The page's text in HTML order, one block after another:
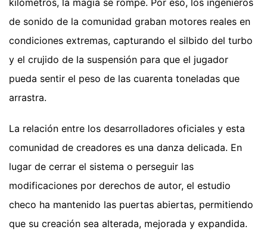
kilómetros, la magia se rompe. Por eso, los ingenieros
de sonido de la comunidad graban motores reales en
condiciones extremas, capturando el silbido del turbo
y el crujido de la suspensión para que el jugador
pueda sentir el peso de las cuarenta toneladas que
arrastra.
La relación entre los desarrolladores oficiales y esta
comunidad de creadores es una danza delicada. En
lugar de cerrar el sistema o perseguir las
modificaciones por derechos de autor, el estudio
checo ha mantenido las puertas abiertas, permitiendo
que su creación sea alterada, mejorada y expandida.